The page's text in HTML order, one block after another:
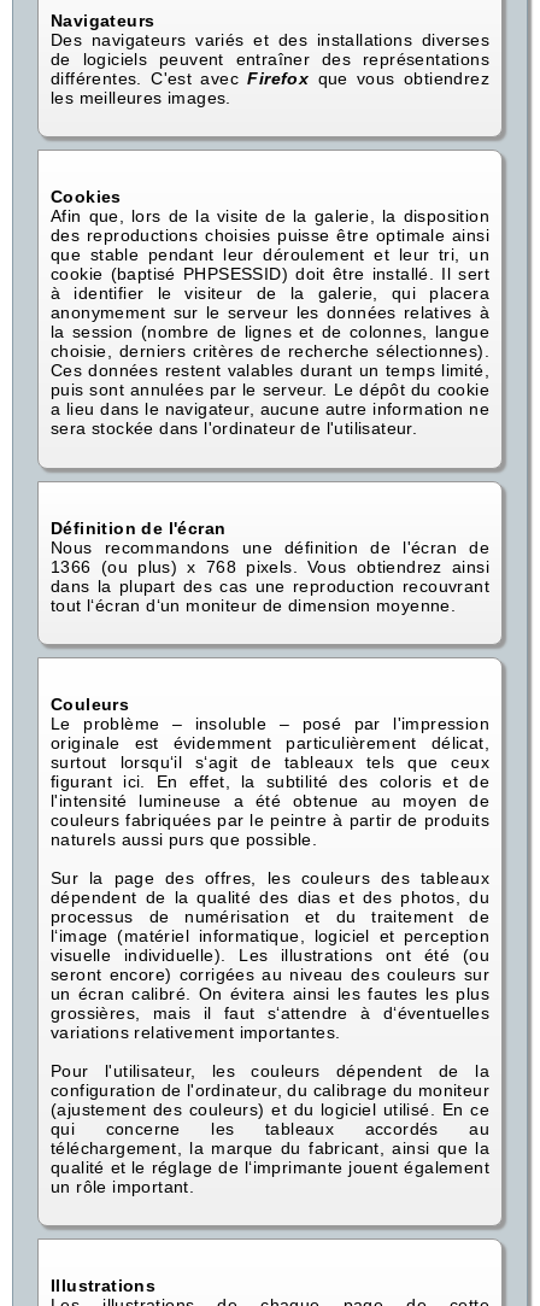
Navigateurs
Des navigateurs variés et des installations diverses
de logiciels peuvent entraîner des représentations
différentes. C'est avecFirefox que vous obtiendrez
les meilleures images.
Cookies
Afin que, lors de la visite de la galerie, la disposition
des reproductions choisies puisse être optimale ainsi
que stable pendant leur déroulement et leur tri, un
cookie (baptisé PHPSESSID) doit être installé. Il sert
à identifier le visiteur de la galerie, qui placera
anonymement sur le serveur les données relatives à
la session (nombre de lignes et de colonnes, langue
choisie, derniers critères de recherche sélectionnes).
Ces données restent valables durant un temps limité,
puis sont annulées par le serveur. Le dépôt du cookie
a lieu dans le navigateur, aucune autre information ne
sera stockée dans l'ordinateur de l'utilisateur.
Définition de l'écran
Nous recommandons une définition de l'écran de
1366 (ou plus) x 768 pixels. Vous obtiendrez ainsi
dans la plupart des cas une reproduction recouvrant
tout l‘écran d‘un moniteur de dimension moyenne.
Couleurs
Le problème – insoluble – posé par l'impression
originale est évidemment particulièrement délicat,
surtout lorsqu‘il s‘agit de tableaux tels que ceux
figurant ici. En effet, la subtilité des coloris et de
l'intensité lumineuse a été obtenue au moyen de
couleurs fabriquées par le peintre à partir de produits
naturels aussi purs que possible.
Sur la page des offres, les couleurs des tableaux
dépendent de la qualité des dias et des photos, du
processus de numérisation et du traitement de
l‘image (matériel informatique, logiciel et perception
visuelle individuelle). Les illustrations ont été (ou
seront encore) corrigées au niveau des couleurs sur
un écran calibré. On évitera ainsi les fautes les plus
grossières, mais il faut s‘attendre à d‘éventuelles
variations relativement importantes.
Pour l'utilisateur, les couleurs dépendent de la
configuration de l'ordinateur, du calibrage du moniteur
(ajustement des couleurs) et du logiciel utilisé. En ce
qui concerne les tableaux accordés au
téléchargement, la marque du fabricant, ainsi que la
qualité et le réglage de l‘imprimante jouent également
un rôle important.
Illustrations